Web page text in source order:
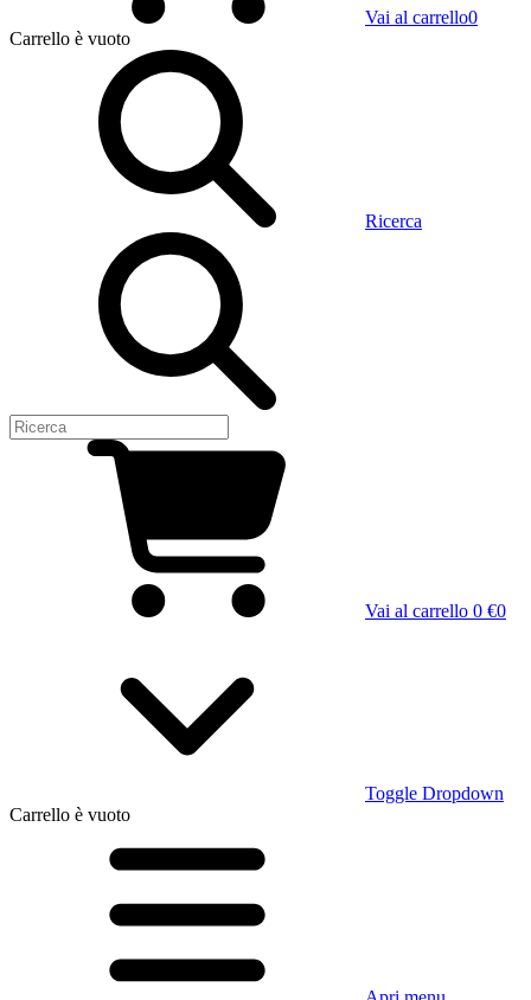
Vai al carrello0
Carrello è vuoto
Ricerca
Vai al carrello 0 €0
Toggle Dropdown
Carrello è vuoto